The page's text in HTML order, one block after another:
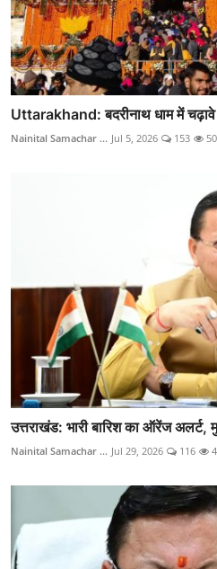
Uttarakhand: बदरीनाथ धाम में
Nainital Samachar ... Jul 5, 2026 153
उत्तराखंड: भारी बारिश का ऑरेंज अलर्ट,
Nainital Samachar ... Jul 29, 2026 116